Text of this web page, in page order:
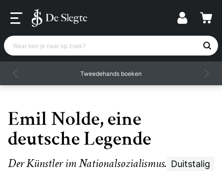
Waar ben je naar op zoek?
Tweedehands boeken
Emil Nolde, eine
deutsche Legende
Der Künstler im Nationalsozialismus. Duitstalig